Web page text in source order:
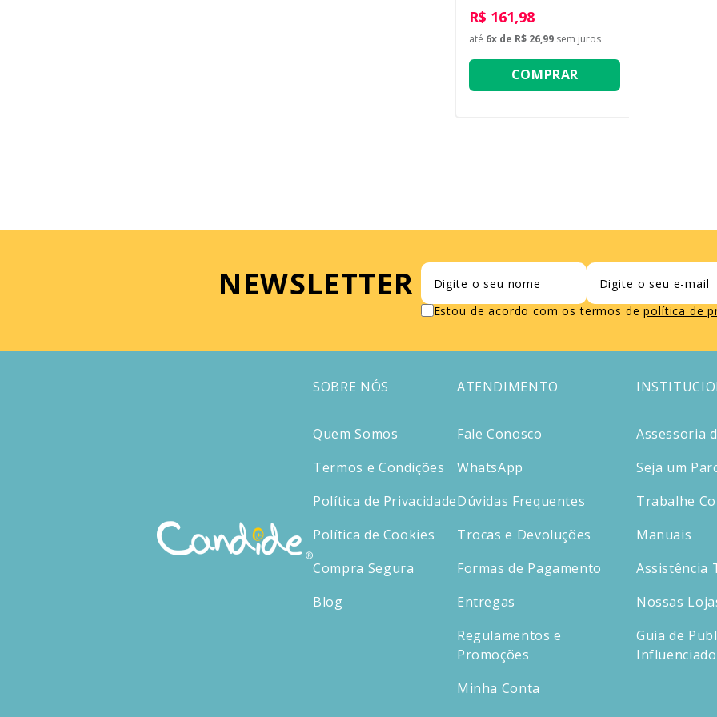
R$ 161,98
até 6x de R$ 26,99 sem juros
COMPRAR
NEWSLETTER
Estou de acordo com os termos de política de
SOBRE NÓS
Quem Somos
Termos e Condições
Política de Privacidade
Política de Cookies
Compra Segura
Blog
ATENDIMENTO
Fale Conosco
WhatsApp
Dúvidas Frequentes
Trocas e Devoluções
Formas de Pagamento
Entregas
Regulamentos e
Promoções
Minha Conta
Assessoria
Seja um
Trabalhe
Manuais
Assistência
Nossas
Guia de